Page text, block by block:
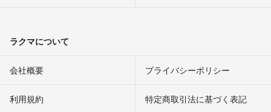
ラクマについて
会社概要 プライバシーポリシー
利用規約 特定商取引法に基づく表記